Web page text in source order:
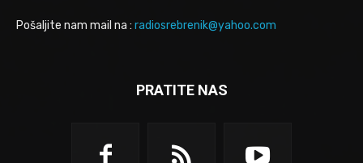
Pošaljite nam mail na : radiosrebrenik@yahoo.com
PRATITE NAS